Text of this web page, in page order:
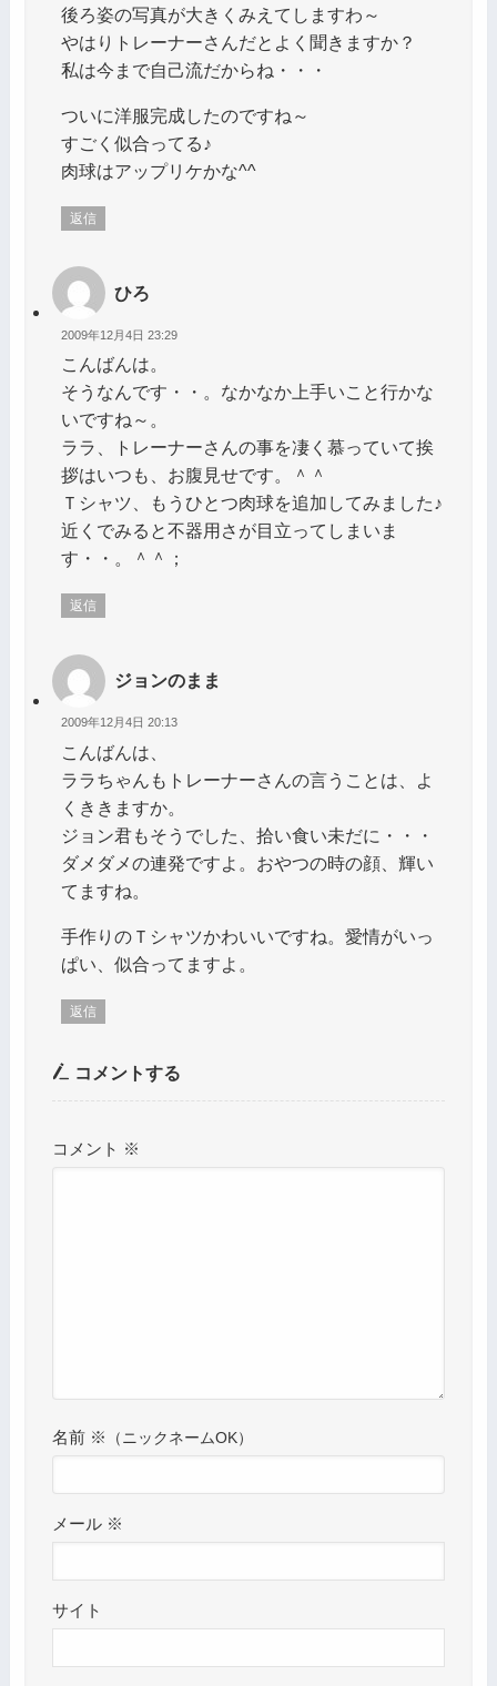
後ろ姿の写真が大きくみえてしますわ～
やはりトレーナーさんだとよく聞きますか？
私は今まで自己流だからね・・・
ついに洋服完成したのですね～
すごく似合ってる♪
肉球はアップリケかな^^
返信
ひろ
2009年12月4日 23:29
こんばんは。
そうなんです・・。なかなか上手いこと行かな
いですね～。
ララ、トレーナーさんの事を凄く慕っていて挨
拶はいつも、お腹見せです。＾＾
Ｔシャツ、もうひとつ肉球を追加してみました♪
近くでみると不器用さが目立ってしまいま
す・・。＾＾；
返信
ジョンのまま
2009年12月4日 20:13
こんばんは、
ララちゃんもトレーナーさんの言うことは、よ
くききますか。
ジョン君もそうでした、拾い食い未だに・・・
ダメダメの連発ですよ。おやつの時の顔、輝い
てますね。
手作りのＴシャツかわいいですね。愛情がいっ
ぱい、似合ってますよ。
返信
コメントする
コメント ※
名前 ※
メール ※
サイト